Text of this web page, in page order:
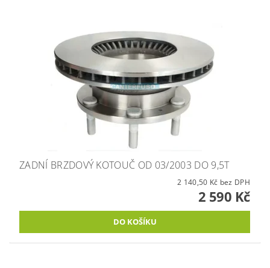
ZADNÍ BRZDOVÝ KOTOUČ OD 03/2003 DO 9,5T
2 140,50 Kč bez DPH
2 590 Kč